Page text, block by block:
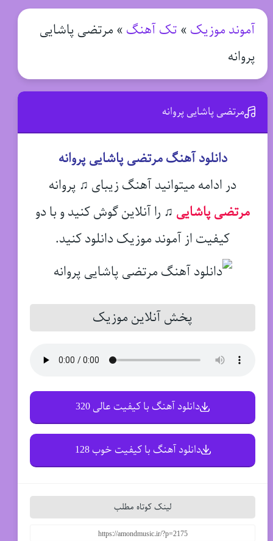
آموند موزیک » تک آهنگ » مرتضی پاشایی
پروانه
مرتضی پاشایی پروانه
دانلود آهنگ مرتضی پاشایی پروانه
در ادامه میتوانید آهنگ زیبای ♫ پروانه
مرتضی پاشایی ♫ را آنلاین گوش کنید و با دو
کیفیت از آموند موزیک دانلود کنید.
پخش آنلاین موزیک
دانلود آهنگ با کیفیت عالی 320
دانلود آهنگ با کیفیت خوب 128
لینک کوتاه مطلب